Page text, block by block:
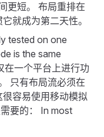
更短。 布局重排在
就成为第二天性。
tested on one
is the same
一个平台上进行功
只有布局流必须在
容易使用移动模拟
要的： In most